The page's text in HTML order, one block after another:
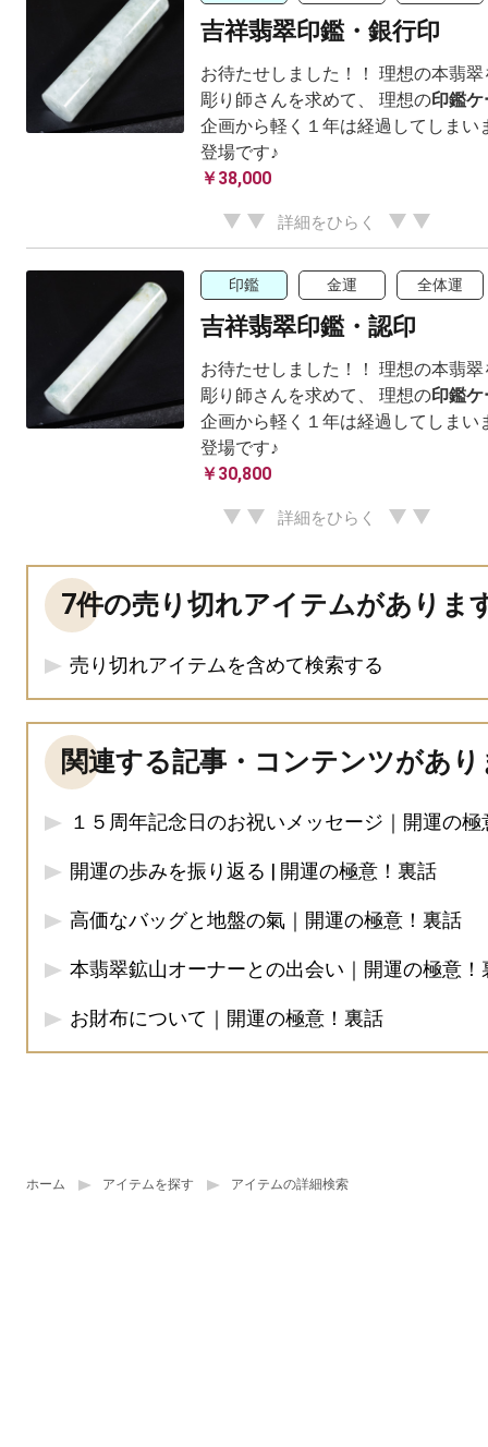
ホーム アイテムを探す アイテムの詳細検索
吉祥翡翠印鑑・銀行印
お待たせしました！！ 理想の本翡
彫り師さんを求めて、 理想の印鑑ケ
企画から軽く１年は経過してしまい
登場です♪
￥38,000
詳細をひらく
印鑑 金運 全体運
吉祥翡翠印鑑・認印
お待たせしました！！ 理想の本翡
彫り師さんを求めて、 理想の印鑑ケ
企画から軽く１年は経過してしまい
登場です♪
￥30,800
詳細をひらく
7件の売り切れアイテムがありま
売り切れアイテムを含めて検索する
関連する記事・コンテンツがあ
１５周年記念日のお祝いメッセージ｜開運の極
開運の歩みを振り返る | 開運の極意！裏話
高価なバッグと地盤の氣｜開運の極意！裏話
本翡翠鉱山オーナーとの出会い｜開運の極意！
お財布について｜開運の極意！裏話